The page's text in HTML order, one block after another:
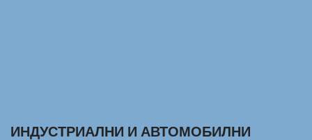
ИНДУСТРИАЛНИ И АВТОМОБИЛНИ